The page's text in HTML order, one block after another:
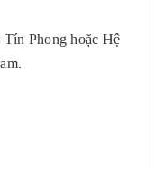
Phong hoặc Hệ